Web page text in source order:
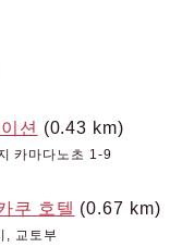
션 (0.43 km)
카마다노초 1-9
쿠 호텔 (0.67 km)
, 교토부